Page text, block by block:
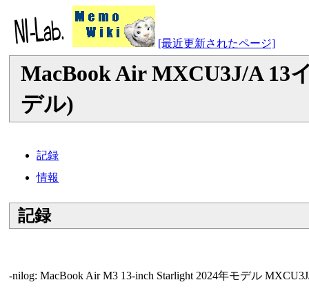
[最近更新されたページ]
MacBook Air MXCU3J/A 13
デル)
記録
情報
記録
-nilog: MacBook Air M3 13-inch Starlight 2024年モデル